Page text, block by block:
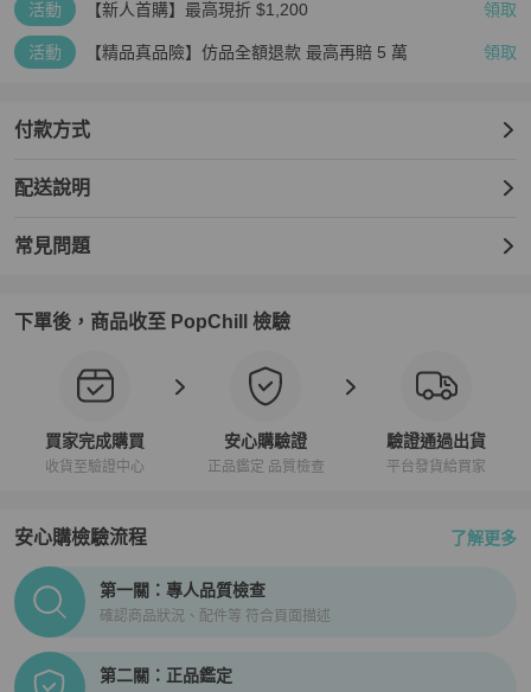
材質：鞋面1：亞麻，鞋面2：牛皮
鞋底：橡膠
內底：牛皮
搭配建議
這款運動鞋適合搭配輕鬆的牛仔褲或休閒裙裝，無論是逛街、上班還
適合日常穿搭、輕運動或休閒聚會，讓您的造型既時尚又舒適。
100% 專櫃真品保證 義大利製造
活動 【新人首購】最高現折 $1,200 領取
活動 【精品真品險】仿品全額退款 最高再賠 5 萬 領取
付款方式
配送說明
常見問題
下單後，商品收至 PopChill 檢驗
買家完成購買
收貨至驗證中心
安心購驗證
正品鑑定 品質檢查
驗證通過出貨
平台發貨給買家
安心購檢驗流程 了解更多
PopChill拍拍圈正品驗證、安心購檢驗流程介紹
第一關：專人品質檢查
確認商品狀況、配件等 符合頁面描述
第二關：正品鑑定